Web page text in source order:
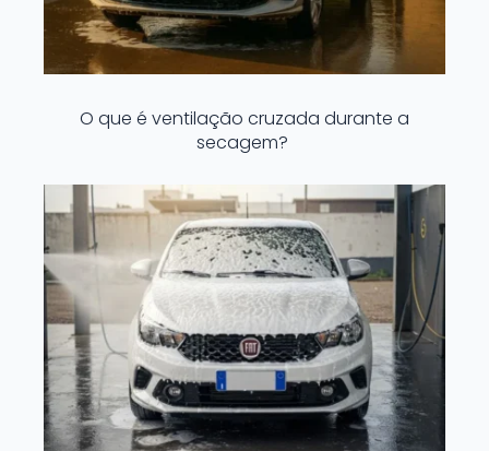
O que é ventilação cruzada durante a
secagem?